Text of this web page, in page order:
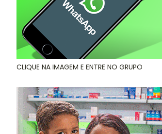
CLIQUE NA IMAGEM E ENTRE NO GRUPO